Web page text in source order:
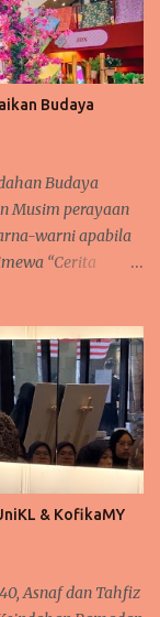
merdu. Soma
Media Gathering"
penghargaan
mereka
bukan sahaja
silaturahim, tetapi
Budaya
Budaya
Musim perayaan
warni apabila
“Cerita
bagi
para
kempen, pusat
dengan
elemen seni
estetika
suasana yang
pengalaman
budaya
Wira dan Manja,
& KofikaMY
Asnaf dan Tahfiz